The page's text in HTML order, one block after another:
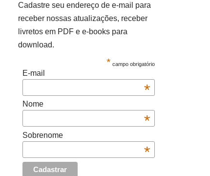
Cadastre seu endereço de e-mail para
receber nossas atualizações, receber
livretos em PDF e e-books para
download.
* campo obrigatório
E-mail
*
Nome
*
Sobrenome
*